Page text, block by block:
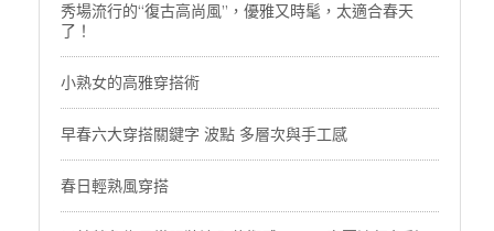
秀場流行的“復古高尚風”，優雅又時髦，太適合春天
了！
小熟女的高雅穿搭術
早春六大穿搭關鍵字 波點 多層次與手工感
春日輕熟風穿搭